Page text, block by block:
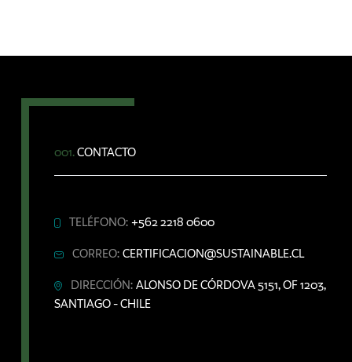
001.CONTACTO
TELÉFONO: +562 2218 0600
CORREO: CERTIFICACION@SUSTAINABLE.CL
DIRECCIÓN: ALONSO DE CÓRDOVA 5151, OF 1203,
SANTIAGO - CHILE